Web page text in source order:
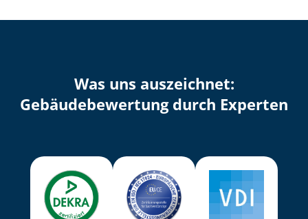
Was uns auszeichnet:
Ge­bäu­de­be­wer­tung durch Experten